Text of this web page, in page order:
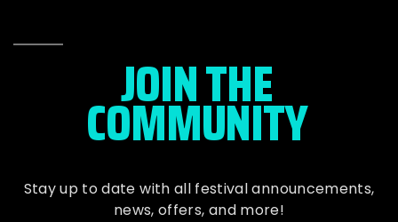
JOIN THE
COMMUNITY
Stay up to date with all festivalannouncements,
news, offers, and more!